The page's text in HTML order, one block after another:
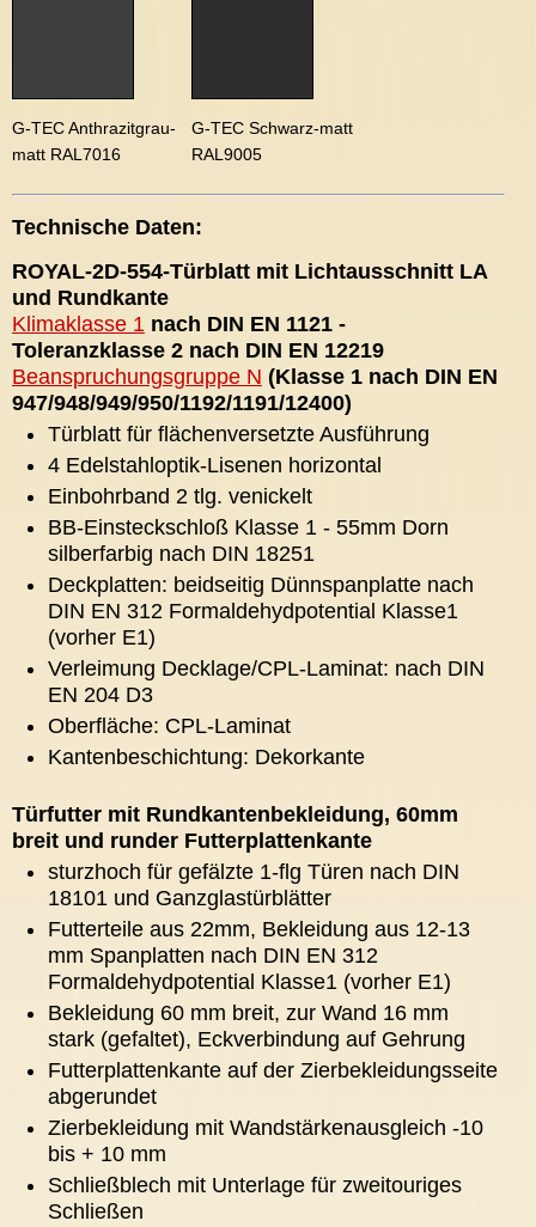
G-TEC Anthrazitgrau-
matt RAL7016
G-TEC Schwarz-matt
RAL9005
Technische Daten:
ROYAL-2D-554-Türblatt mit Lichtausschnitt LA
und Rundkante
Klimaklasse 1 nach DIN EN 1121 -
Toleranzklasse 2 nach DIN EN 12219
Beanspruchungsgruppe N (Klasse 1 nach DIN EN
947/948/949/950/1192/1191/12400)
Türblatt für flächenversetzte Ausführung
4 Edelstahloptik-Lisenen horizontal
Einbohrband 2 tlg. venickelt
BB-Einsteckschloß Klasse 1 - 55mm Dorn
silberfarbig nach DIN 18251
Deckplatten: beidseitig Dünnspanplatte nach
DIN EN 312 Formaldehydpotential Klasse1
(vorher E1)
Verleimung Decklage/CPL-Laminat: nach DIN
EN 204 D3
Oberfläche: CPL-Laminat
Kantenbeschichtung: Dekorkante
Türfutter mit Rundkantenbekleidung, 60mm
breit und runder Futterplattenkante
sturzhoch für gefälzte 1-flg Türen nach DIN
18101 und Ganzglastürblätter
Futterteile aus 22mm, Bekleidung aus 12-13
mm Spanplatten nach DIN EN 312
Formaldehydpotential Klasse1 (vorher E1)
Bekleidung 60 mm breit, zur Wand 16 mm
stark (gefaltet), Eckverbindung auf Gehrung
Futterplattenkante auf der Zierbekleidungsseite
abgerundet
Zierbekleidung mit Wandstärkenausgleich -10
bis + 10 mm
Schließblech mit Unterlage für zweitouriges
Schließen